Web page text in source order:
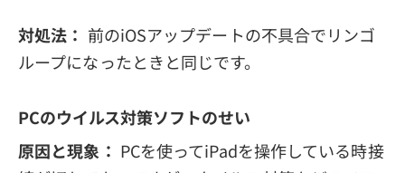
対処法： 前のiOSアップデートの不具合でリンゴ
ループになったときと同じです。
PCのウイルス対策ソフトのせい
原因と現象： PCを使ってiPadを操作している時接